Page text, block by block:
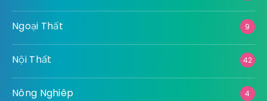
Ngoại Thất 9
Nội Thất 42
Nông Nghiêp 4